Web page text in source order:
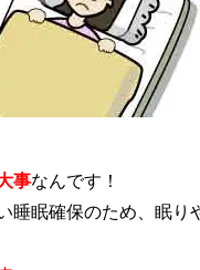
事なんです！
睡眠確保のため、眠り